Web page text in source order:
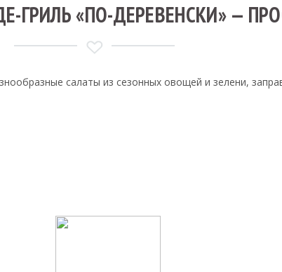
ГРИЛЬ «ПО-ДЕРЕВЕНСКИ» —
салаты из сезонных овощей и зелени,